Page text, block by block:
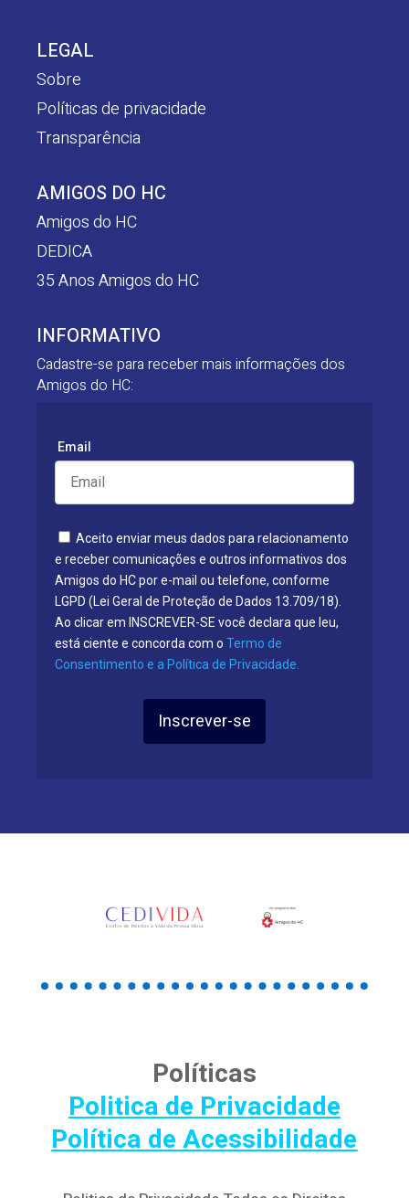
LEGAL
Sobre
Políticas de privacidade
Transparência
AMIGOS DO HC
Amigos do HC
DEDICA
35 Anos Amigos do HC
INFORMATIVO
Cadastre-se para receber mais informações dos
Amigos do HC:
Email
Aceito enviar meus dados para relacionamento
e receber comunicações e outros informativos dos
Amigos do HC por e-mail ou telefone, conforme
LGPD (Lei Geral de Proteção de Dados 13.709/18).
Ao clicar em INSCREVER-SE você declara que leu,
está ciente e concorda com o Termo de
Consentimento e a Política de Privacidade.
Inscrever-se
Políticas
Politica de Privacidade
Política de Acessibilidade